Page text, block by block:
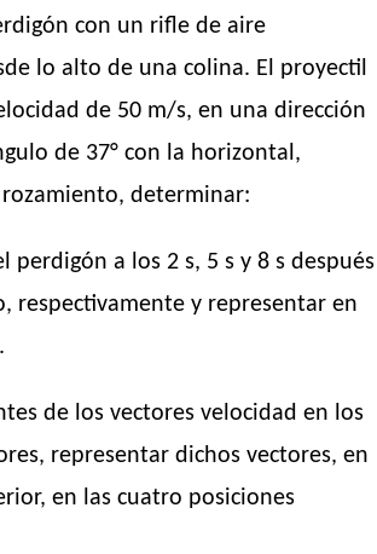
con un rifle de aire
lo alto de una colina. El proyectil
de 50 m/s, en una dirección
de 37° con la horizontal,
determinar:
perdigón a los 2 s, 5 s y 8 s después
respectivamente y representar en
.
de los vectores velocidad en los
representar dichos vectores, en
en las cuatro posiciones